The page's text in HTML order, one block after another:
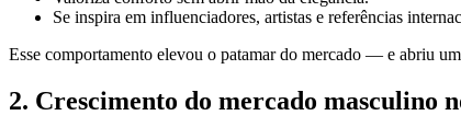
Se inspira em influenciadores, artistas e referências
Esse comportamento elevou o patamar do mercado — e abriu
2. Crescimento do mercado masculino